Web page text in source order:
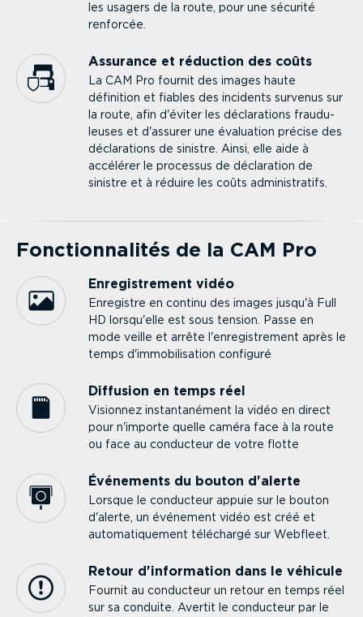
les usagers de la route, pour une sécurité
renforcée.
Assurance et réduction des coûts
La CAM Pro fournit des images haute
définition et fiables des incidents survenus sur
la route, afin d'éviter les décla­ra­tions fraudu­
leuses et d'assurer une évaluation précise des
décla­ra­tions de sinistre. Ainsi, elle aide à
accélérer le processus de déclaration de
sinistre et à réduire les coûts adminis­tratifs.
Fonction­na­lités de la CAM Pro
Enregis­trement vidéo
Enregistre en continu des images jusqu'à Full
HD lorsqu'elle est sous tension. Passe en
mode veille et arrête l'enregis­trement après le
temps d'immobi­li­sation configuré
Diffusion en temps réel
Visionnez instan­ta­nément la vidéo en direct
pour n'importe quelle caméra face à la route
ou face au conducteur de votre flotte
Événements du bouton d'alerte
Lorsque le conducteur appuie sur le bouton
d'alerte, un événement vidéo est créé et
automa­ti­quement téléchargé sur Webfleet.
Retour d'information dans le véhicule
Fournit au conducteur un retour en temps réel
sur sa conduite. Avertit le conducteur par le